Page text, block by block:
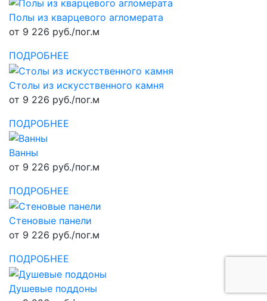
Полы из кварцевого агломерата
от 9 226 руб./пог.м
ПОДРОБНЕЕ
Столы из искусственного камня
от 9 226 руб./пог.м
ПОДРОБНЕЕ
Ванны
от 9 226 руб./пог.м
ПОДРОБНЕЕ
Стеновые панели
от 9 226 руб./пог.м
ПОДРОБНЕЕ
Душевые поддоны